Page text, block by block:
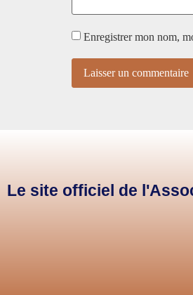
Enregistrer mon nom,
Le site officiel de